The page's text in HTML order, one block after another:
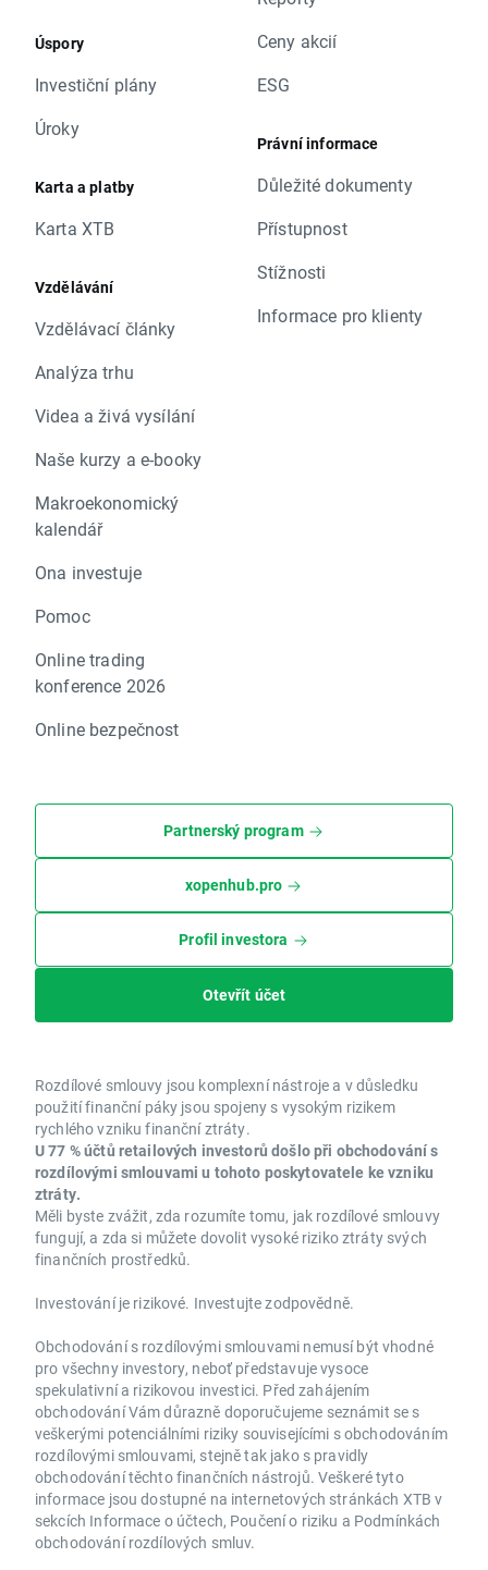
Úspory
Investiční plány
Úroky
Karta a platby
Karta XTB
Vzdělávání
Vzdělávací články
Analýza trhu
Videa a živá vysílání
Naše kurzy a e-booky
Makroekonomický
kalendář
Ona investuje
Pomoc
Online trading
konference 2026
Online bezpečnost
Ceny akcií
ESG
Právní informace
Důležité dokumenty
Přístupnost
Stížnosti
Informace pro klienty
Partnerský program
xopenhub.pro
Profil investora
Otevřít účet
Rozdílové smlouvy jsou komplexní nástroje a v důsledku
použití finanční páky jsou spojeny s vysokým rizikem
rychlého vzniku finanční ztráty.
U 77 % účtů retailových investorů došlo při obchodování s
rozdílovými smlouvami u tohoto poskytovatele ke vzniku
ztráty.
Měli byste zvážit, zda rozumíte tomu, jak rozdílové smlouvy
fungují, a zda si můžete dovolit vysoké riziko ztráty svých
finančních prostředků.
Investování je rizikové. Investujte zodpovědně.
Obchodování s rozdílovými smlouvami nemusí být vhodné
pro všechny investory, neboť představuje vysoce
spekulativní a rizikovou investici. Před zahájením
obchodování Vám důrazně doporučujeme seznámit se s
veškerými potenciálními riziky souvisejícími s obchodováním
rozdílovými smlouvami, stejně tak jako s pravidly
obchodování těchto finančních nástrojů. Veškeré tyto
informace jsou dostupné na internetových stránkách XTB v
sekcích Informace o účtech, Poučení o riziku a Podmínkách
obchodování rozdílových smluv.